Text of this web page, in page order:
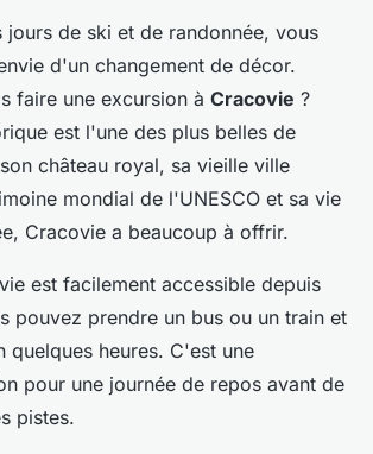
jours de ski et de randonnée, vous
d'un changement de décor.
faire une excursion à Cracovie ?
est l'une des plus belles de
château royal, sa vieille ville
mondial de l'UNESCO et sa vie
Cracovie a beaucoup à offrir.
est facilement accessible depuis
pouvez prendre un bus ou un train et
quelques heures. C'est une
pour une journée de repos avant de
pistes.